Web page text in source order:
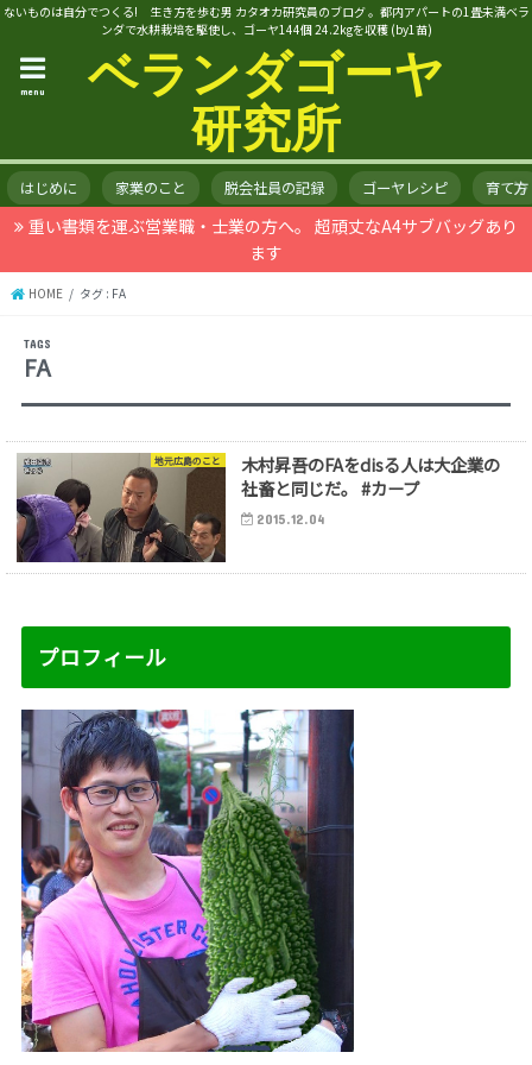
ないものは自分でつくる! 生き方を歩む男 カタオカ研究員のブログ 。都内アパートの1畳未満ベラ
ンダで水耕栽培を駆使し、ゴーヤ144個 24.2kgを収穫 (by1苗)
ベランダゴーヤ
研究所
menu
はじめに 家業のこと 脱会社員の記録 ゴーヤレシピ 育て方
重い書類を運ぶ営業職・士業の方へ。 超頑丈なA4サブバッグあり
ます
HOME タグ : FA
FA
地元広島のこと
木村昇吾のFAをdisる人は大企業の
社畜と同じだ。 #カープ
2015.12.04
プロフィール